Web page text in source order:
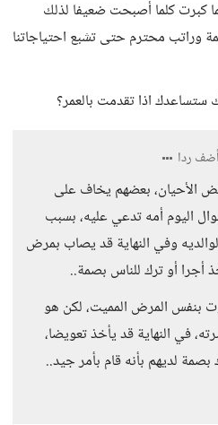
كبرت كلما أصبحت ضعيفا لذلك
وراتب محترم حتى تشبع احتياجاتنا
اذا تقدمت بالعمر؟
أضف ردا
الأحيان، بعضهم يخاف على
اليوم أمه تدعي عليه، بسبب
وفي النهاية قد يصاب بمرض
أجرا أو ترك للناس بصمة..
بنفس المرض المميت، لكن هو
في النهاية قد يأخذ تعويضا،
لديهم بأنه قام بأمر جيد..